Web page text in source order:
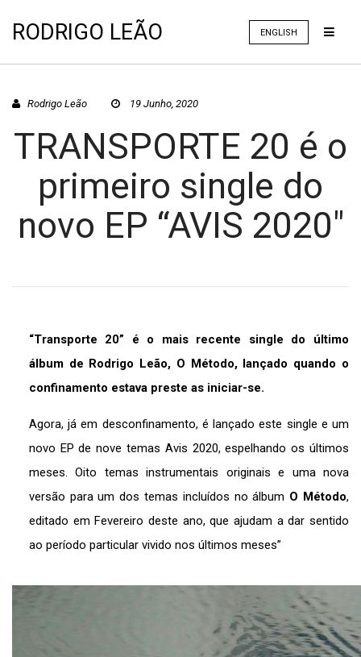
RODRIGO LEÃO ENGLISH
Rodrigo Leão 19 Junho, 2020
TRANSPORTE 20 é o
primeiro single do
novo EP “AVIS 2020″
“Transporte 20” é o mais recente single do último
álbum de Rodrigo Leão, O Método, lançado quando o
confinamento estava preste as iniciar-se.
Agora, já em desconfinamento, é lançado este single e um
novo EP de nove temas Avis 2020, espelhando os últimos
meses. Oito temas instrumentais originais e uma nova
versão para um dos temas incluídos no álbum O Método,
editado em Fevereiro deste ano, que ajudam a dar sentido
ao período particular vivido nos últimos meses”